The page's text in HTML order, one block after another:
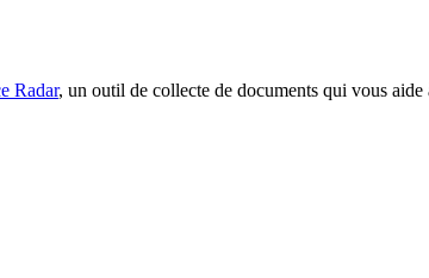
Radar, un outil de collecte de documents qui vous aide